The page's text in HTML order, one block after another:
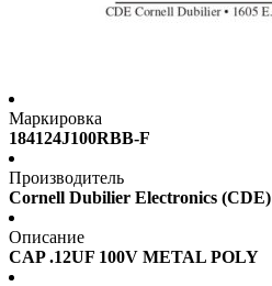
Маркировка
184124J100RBB-F
Производитель
Cornell Dubilier Electronics (CDE)
Описание
CAP .12UF 100V METAL POLY